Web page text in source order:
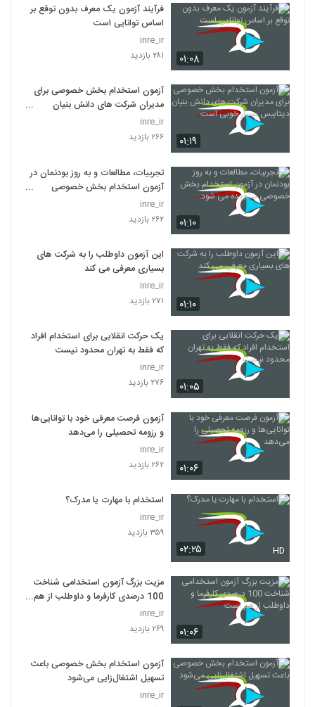
۰۱:۰۸
فرآیند آزمون یک معرف بدون توقع بر
اساس توانایی است
inre_ir
۲۸۱ بازدید
۰۱:۱۹
آزمون استخدام بخش خصوصی برای
مدیران شرکت های دانش بنیان
دیتابیس بسیار خوبی است
inre_ir
۲۶۶ بازدید
۰۱:۱۰
تجربیات، مطالعات و به روز بودنمان در
آزمون استخدام بخش خصوصی
سنجیده می شود.
inre_ir
۲۶۲ بازدید
۰۱:۱۰
این آزمون داوطلب را به شرکت های
بسیاری معرفی می کند
inre_ir
۲۷۱ بازدید
۰۱:۰۵
یک حرکت انقلابی برای استخدام افراد
که فقط به تهران محدود نیست
inre_ir
۲۷۶ بازدید
۰۱:۰۶
آزمون فرصت معرفی خود با توانایی‌ها
و رزومه تحصیلی را می‌دهد
inre_ir
۲۶۲ بازدید
۰۲:۲۵ HD
استخدام با مهارت یا مدرک؟
inre_ir
۳۵۹ بازدید
۰۱:۰۶
مزیت بزرگ آزمون استخدامی شناخت
100 درصدی کارفرما و داوطلب از هم
است
inre_ir
۲۶۹ بازدید
آزمون استخدام بخش خصوصی باعث
تسهیل اشتغال‌زایی می‌شود
inre_ir